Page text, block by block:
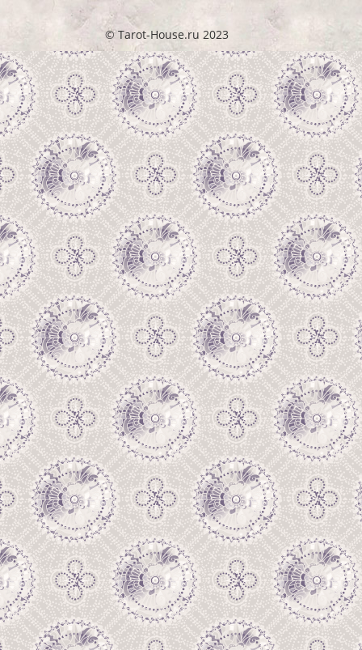
© Tarot-House.ru 2023